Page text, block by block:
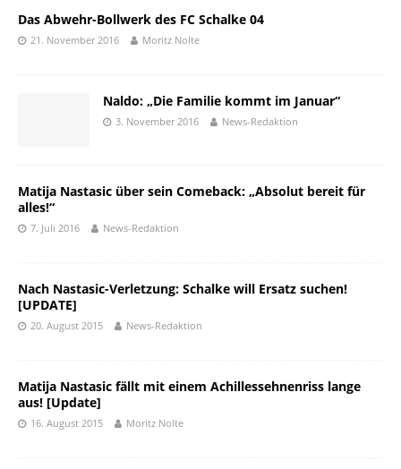
Das Abwehr-Bollwerk des FC Schalke 04
21. November 2016 Moritz Nolte
Naldo: „Die Familie kommt im Januar“
3. November 2016 News-Redaktion
Matija Nastasic über sein Comeback: „Absolut bereit für
alles!“
7. Juli 2016 News-Redaktion
Nach Nastasic-Verletzung: Schalke will Ersatz suchen!
[UPDATE]
20. August 2015 News-Redaktion
Matija Nastasic fällt mit einem Achillessehnenriss lange
aus! [Update]
16. August 2015 Moritz Nolte